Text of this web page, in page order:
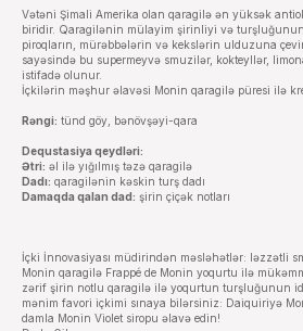
Vətəni Şimali Amerika olan qaragilə ən yüksək
biridir. Qaragilənin mülayim şirinliyi və turşluğunun
piroqların, mürəbbələrin və kekslərin ulduzuna
sayəsində bu supermeyvə smuzilər, kokteyllər,
istifadə olunur.
İçkilərin məşhur əlavəsi Monin qaragilə püresi ilə
Rəngi: tünd göy, bənövşəyi-qara
Dequstasiya qeydləri:
Ətri: əl ilə yığılmış təzə qaragilə
Dadı: qaragilənin kəskin turş dadı
Damaqda qalan dad: şirin çiçək notları
İçki İnnovasiyası müdirindən məsləhətlər: ləzzətli
Monin qaragilə Frappé de Monin yoqurtu ilə
zərif şirin notlu qaragilə ilə yoqurtun turşluğunun
mənim favori içkimi sınaya bilərsiniz: Daiquiriyə
damla Monin Violet siropu əlavə edin!